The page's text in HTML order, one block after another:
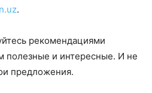
.
рекомендациями
полезные и интересные. И не
предложения.